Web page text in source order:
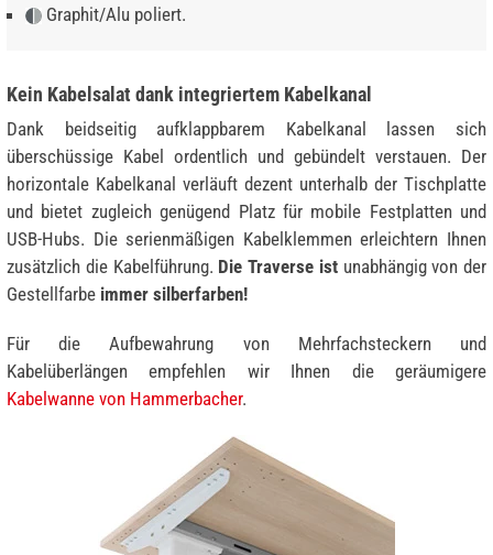
Graphit/Alu poliert.
Kein Kabelsalat dank integriertem Kabelkanal
Dank beidseitig aufklappbarem Kabelkanal lassen sich
überschüssige Kabel ordentlich und gebündelt verstauen. Der
horizontale Kabelkanal verläuft dezent unterhalb der Tischplatte
und bietet zugleich genügend Platz für mobile Festplatten und
USB-Hubs. Die serienmäßigen Kabelklemmen erleichtern Ihnen
zusätzlich die Kabelführung. Die Traverse istunabhängig von der
Gestellfarbe immer silberfarben!
Für die Aufbewahrung von Mehrfachsteckern und
Kabelüberlängen empfehlen wir Ihnen die geräumigere
Kabelwanne von Hammerbacher.